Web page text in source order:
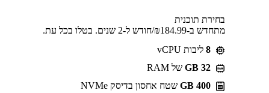
בחירת תוכנית
מתחדש ב-⁦184.99⁩₪/חודש ל-2 שנים. בטלו בכל עת.
8 ליבות vCPU
GB 32 של RAM
400 GB
שטח אחסון בדיסק NVMe